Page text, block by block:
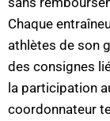
Chaque
athlètes de son
des consignes
la participation
coordonnateur